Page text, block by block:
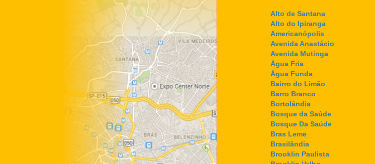
Alto de Santana
Alto do Ipiranga
Americanópolis
Avenida Anastácio
Avenida Mutinga
Àgua Fria
Água Funda
Bairro do Limão
Barro Branco
Bortolândia
Bosque da Saúde
Bosque Da Saúde
Bras Leme
Brasilândia
Brooklin Paulista